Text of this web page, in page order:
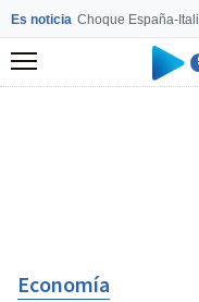
Es noticia Choque España-
Menú
Economía